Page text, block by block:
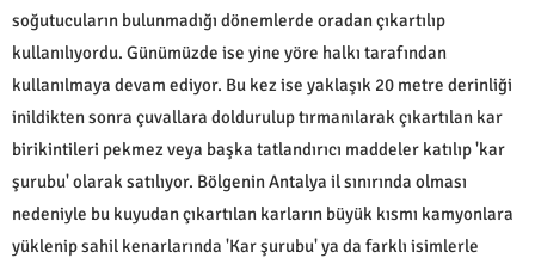
soğutucuların bulunmadığı dönemlerde oradan çıkartılıp
kullanılıyordu. Günümüzde ise yine yöre halkı tarafından
kullanılmaya devam ediyor. Bu kez ise yaklaşık 20 metre derinliği
inildikten sonra çuvallara doldurulup tırmanılarak çıkartılan kar
birikintileri pekmez veya başka tatlandırıcı maddeler katılıp 'kar
şurubu' olarak satılıyor. Bölgenin Antalya il sınırında olması
nedeniyle bu kuyudan çıkartılan karların büyük kısmı kamyonlara
yüklenip sahil kenarlarında 'Kar şurubu' ya da farklı isimlerle